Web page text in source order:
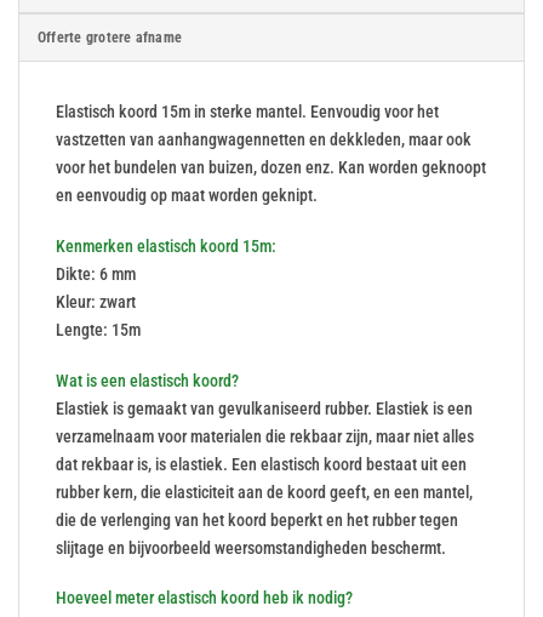
Offerte grotere afname
Elastisch koord 15m in sterke mantel. Eenvoudig voor het
vastzetten van aanhangwagennetten en dekkleden, maar ook
voor het bundelen van buizen, dozen enz. Kan worden geknoopt
en eenvoudig op maat worden geknipt.
Kenmerken elastisch koord 15m:
Dikte: 6 mm
Kleur: zwart
Lengte: 15m
Wat is een elastisch koord?
Elastiek is gemaakt van gevulkaniseerd rubber. Elastiek is een
verzamelnaam voor materialen die rekbaar zijn, maar niet alles
dat rekbaar is, is elastiek. Een elastisch koord bestaat uit een
rubber kern, die elasticiteit aan de koord geeft, en een mantel,
die de verlenging van het koord beperkt en het rubber tegen
slijtage en bijvoorbeeld weersomstandigheden beschermt.
Hoeveel meter elastisch koord heb ik nodig?